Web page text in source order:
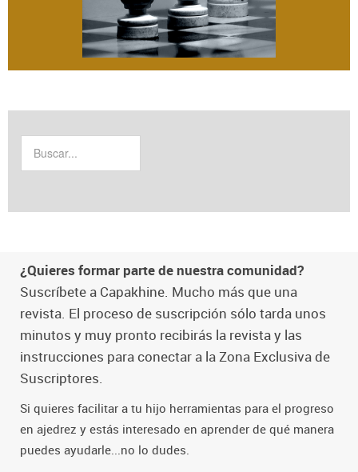
¿Quieres formar parte de nuestra comunidad?
Suscríbete a Capakhine. Mucho más que una
revista. El proceso de suscripción sólo tarda unos
minutos y muy pronto recibirás la revista y las
instrucciones para conectar a la Zona Exclusiva de
Suscriptores.
Si quieres facilitar a tu hijo herramientas para el progreso
en ajedrez y estás interesado en aprender de qué manera
puedes ayudarle...no lo dudes.